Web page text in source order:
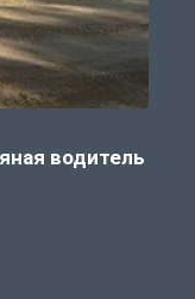
водитель